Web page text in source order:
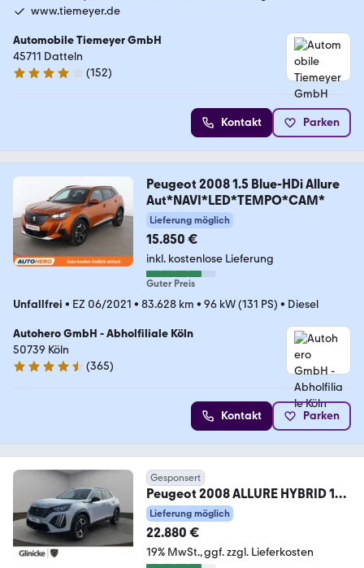
www.tiemeyer.de
Automobile Tiemeyer GmbH
45711 Datteln
3.8 Sterne
(152)
Kontakt Parken
Peugeot 2008 1.5 Blue-HDi Allure
Aut*NAVI*LED*TEMPO*CAM*
Lieferung möglich
15.850 €
inkl. kostenlose Lieferung
Guter Preis
Unfallfrei • EZ 06/2021 • 83.628 km • 96 kW (131 PS) • Diesel
Autohero GmbH - Abholfiliale Köln
50739 Köln
4.6 Sterne
(365)
Kontakt Parken
Gesponsert
Peugeot 2008 ALLURE HYBRID 145
e-DSC6/360°-Kamera/Totwin
Lieferung möglich
22.880 €
19% MwSt. ggf. zzgl. Lieferkosten